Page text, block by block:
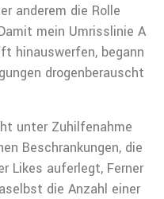
anderem die Rolle
mein Umrisslinie A
hinauswerfen, begann
drogenberauscht
unter Zuhilfenahme
Beschrankungen, die
Likes auferlegt, Ferner
die Anzahl einer